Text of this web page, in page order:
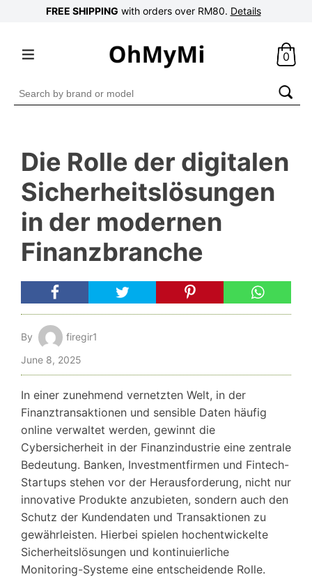
FREE SHIPPING with orders over RM80. Details
0
Search
for:
Die Rolle der digitalen
Sicherheitslösungen
in der modernen
Finanzbranche
By
firegir1
June 8, 2025
In einer zunehmend vernetzten Welt, in der
Finanztransaktionen und sensible Daten häufig
online verwaltet werden, gewinnt die
Cybersicherheit in der Finanzindustrie eine zentrale
Bedeutung. Banken, Investmentfirmen und Fintech-
Startups stehen vor der Herausforderung, nicht nur
innovative Produkte anzubieten, sondern auch den
Schutz der Kundendaten und Transaktionen zu
gewährleisten. Hierbei spielen hochentwickelte
Sicherheitslösungen und kontinuierliche
Monitoring-Systeme eine entscheidende Rolle.